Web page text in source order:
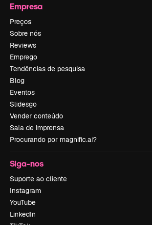
Empresa
Preços
Sobre nós
Reviews
Emprego
Tendências de pesquisa
Blog
Eventos
Slidesgo
Vender conteúdo
Sala de imprensa
Procurando por magnific.ai?
Siga-nos
Suporte ao cliente
Instagram
YouTube
LinkedIn